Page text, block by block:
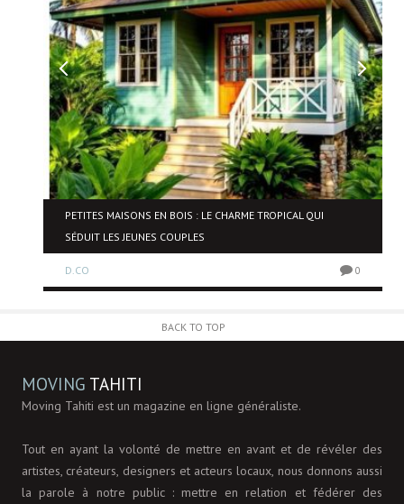
PETITES MAISONS EN BOIS : LE CHARME TROPICAL QUI
SÉDUIT LES JEUNES COUPLES
D.CO 0
BACK TO TOP
MOVING TAHITI
Moving Tahiti est un magazine en ligne généraliste.
Tout en ayant la volonté de mettre en avant et de révéler des
artistes, créateurs, designers et acteurs locaux, nous donnons aussi
la parole à notre public : mettre en relation et fédérer des